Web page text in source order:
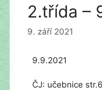
2.třída –
9. září 2021
9.9.2021
ČJ: učebnice